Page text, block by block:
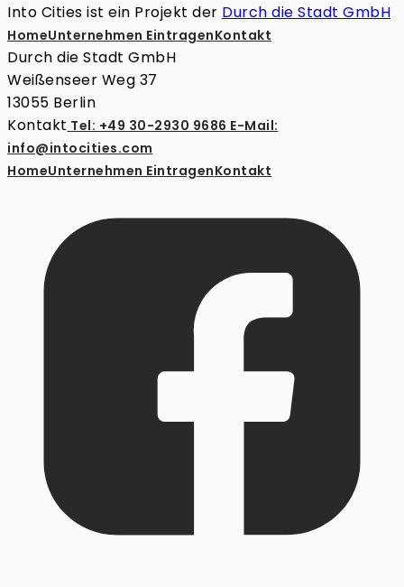
Into Cities ist ein Projekt der Durch die Stadt GmbH
HomeUnternehmen EintragenKontakt
Durch die Stadt GmbH
Weißenseer Weg 37
13055 Berlin
Kontakt Tel: +49 30-2930 9686 E-Mail:
info@intocities.com
HomeUnternehmen EintragenKontakt